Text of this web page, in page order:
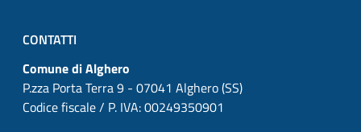
CONTATTI
Comune di Alghero
P.zza Porta Terra 9 - 07041 Alghero (SS)
Codice fiscale / P. IVA: 00249350901